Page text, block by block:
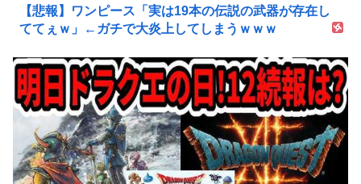
【悲報】ワンピース「実は19本の伝説の武器が存在し
ててぇｗ」←ガチで大炎上してしまうｗｗｗ